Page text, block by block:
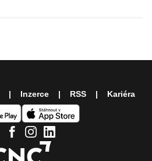
Inzerce RSS Kariéra